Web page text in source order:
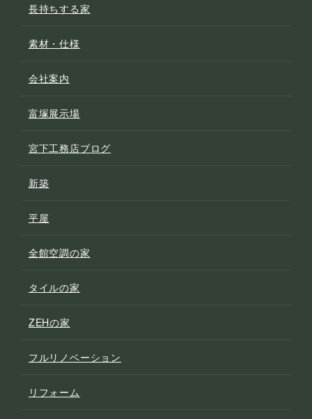
長持ちする家
素材・仕様
会社案内
富塚展示場
宮下工務店ブログ
新築
平屋
全館空調の家
タイルの家
ZEHの家
フルリノベーション
リフォーム